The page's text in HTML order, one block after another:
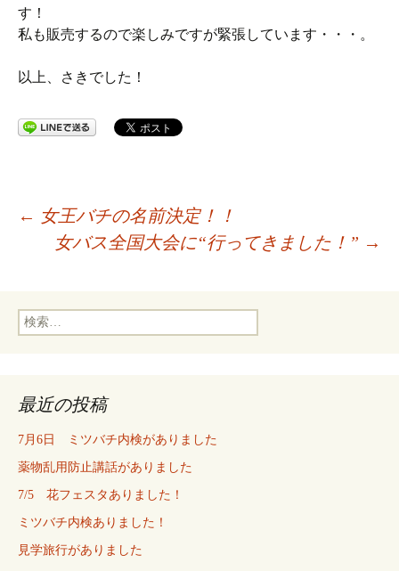
す！
私も販売するので楽しみですが緊張しています・・・。
以上、さきでした！
投
ナ
ビ
ゲ
ー
シ
← 女王バチの名前決定！！
女バス全国大会に“行ってきました！” →
検
索:
最近の投稿
7月6日 ミツバチ内検がありました
薬物乱用防止講話がありました
7/5 花フェスタありました！
ミツバチ内検ありました！
見学旅行がありました